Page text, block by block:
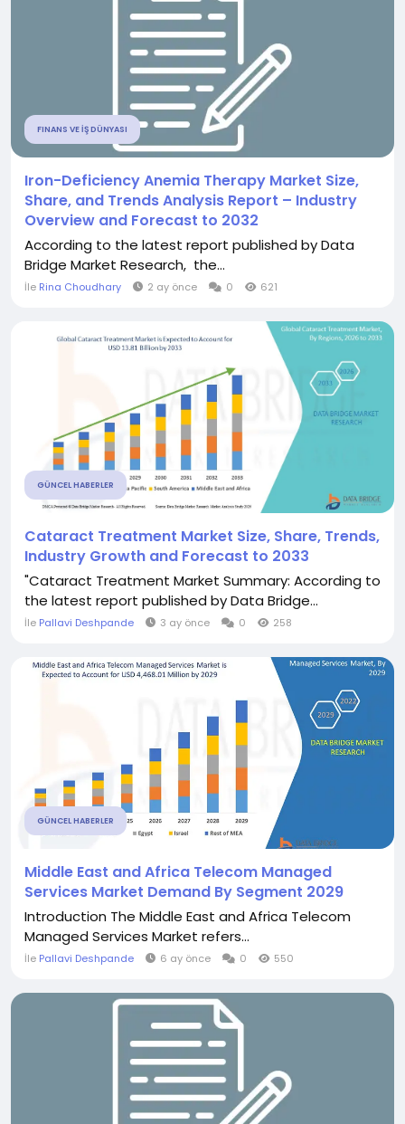
FINANS VE İŞ DÜNYASI
Iron-Deficiency Anemia Therapy Market Size,
Share, and Trends Analysis Report – Industry
Overview and Forecast to 2032
According to the latest report published by Data
Bridge Market Research, the...
İle Rina Choudhary 2 ay önce 0 621
GÜNCEL HABERLER
Cataract Treatment Market Size, Share, Trends,
Industry Growth and Forecast to 2033
"Cataract Treatment Market Summary: According to
the latest report published by Data Bridge...
İle Pallavi Deshpande 3 ay önce 0 258
GÜNCEL HABERLER
Middle East and Africa Telecom Managed
Services Market Demand By Segment 2029
Introduction The Middle East and Africa Telecom
Managed Services Market refers...
İle Pallavi Deshpande 6 ay önce 0 550